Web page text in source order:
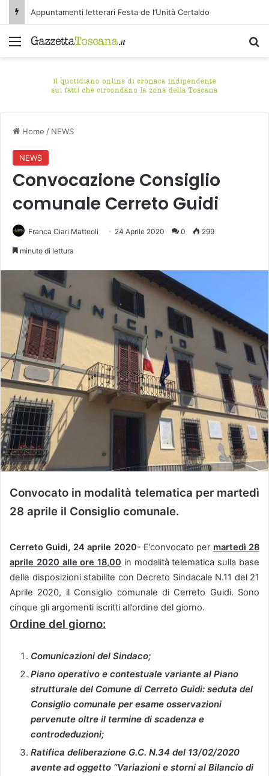
Appuntamenti letterari Festa de l’Unità Certaldo
Menu
Home / NEWS
NEWS
Convocazione Consiglio
comunale Cerreto Guidi
Franca Ciari Matteoli 24 Aprile 2020 0 299
minuto di lettura
Convocato in modalità telematica per martedì
28 aprile il Consiglio comunale.
Cerreto Guidi, 24 aprile 2020- E’convocato per martedì 28
aprile 2020 alle ore 18,00 in modalità telematica sulla base
delle disposizioni stabilite con Decreto Sindacale N.11 del 21
Aprile 2020, il Consiglio comunale di Cerreto Guidi. Sono
cinque gli argomenti iscritti all’ordine del giorno.
Ordine del giorno:
Comunicazioni del Sindaco;
Piano operativo e contestuale variante al Piano
strutturale del Comune di Cerreto Guidi: seduta del
Consiglio comunale per esame osservazioni
pervenute oltre il termine di scadenza e
controdeduzioni;
Ratifica deliberazione G.C. N.34 del 13/02/2020
avente ad oggetto “Variazioni e storni al Bilancio di